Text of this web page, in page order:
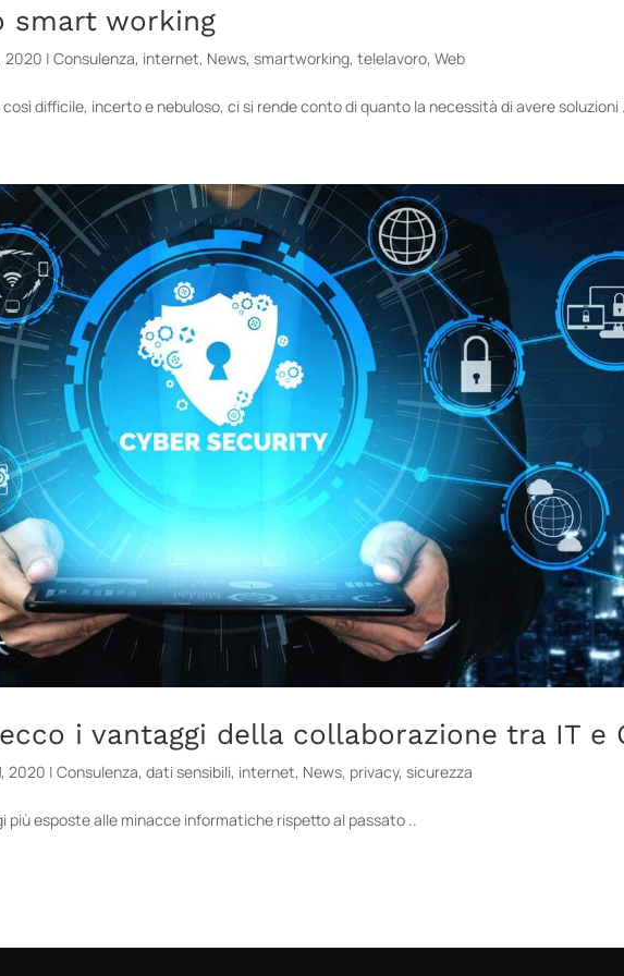
smart working
2020 |Consulenza, internet, News,smartworking,telelavoro,Web
difficile, incerto e nebuloso, ci si rende conto di quanto la necessità di avere soluzioni
i vantaggi della collaborazione tra IT e
2020 |Consulenza,dati sensibili, internet, News, privacy,sicurezza
più esposte alle minacce informatiche rispetto al passato ..